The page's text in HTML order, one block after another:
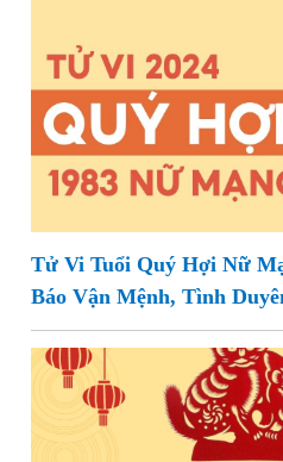
Tử Vi Tuổi Quý Hợi Nữ
Báo Vận Mệnh, Tình